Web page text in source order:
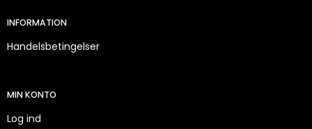
INFORMATION
Handelsbetingelser
MIN KONTO
Log ind